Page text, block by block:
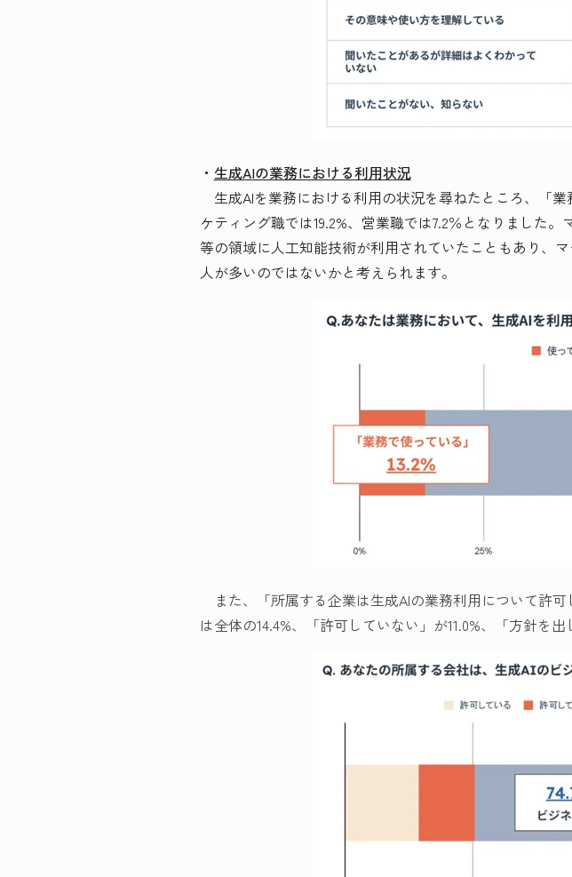
・ 生成AIの業務における利用状況
生成AIを業務における利用の状況を尋ねたところ、「
ケティング職では19.2%、営業職では7.2％となりました
等の領域に人工知能技術が利用されていたこともあり、
人が多いのではないかと考えられます。
また、「所属する企業は生成AIの業務利用について許
は全体の14.4%、「許可していない」が11.0%、「方針を